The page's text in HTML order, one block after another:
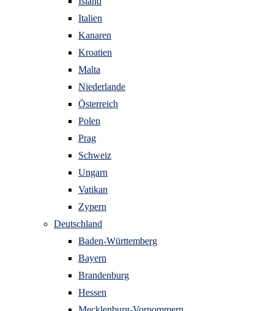
Italien
Kanaren
Kroatien
Malta
Niederlande
Österreich
Polen
Prag
Schweiz
Ungarn
Vatikan
Zypern
Deutschland
Baden-Württemberg
Bayern
Brandenburg
Hessen